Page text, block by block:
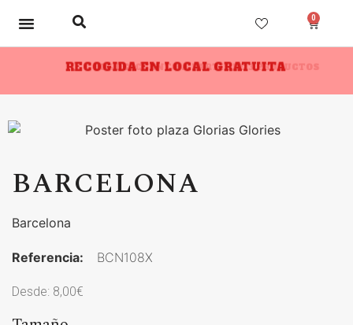
0
10% DESCUENTO A PARTIR DE 3 PRODUCTOS
RECOGIDA EN LOCAL GRATUITA
BARCELONA
Barcelona
Referencia: BCN108X
Desde: 8,00€